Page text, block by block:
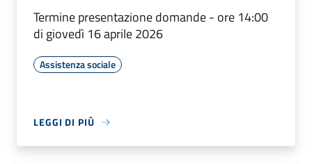
Termine presentazione domande - ore 14:00
di giovedì 16 aprile 2026
Assistenza sociale
LEGGI DI PIÙ